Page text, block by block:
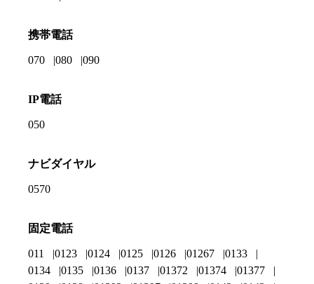
携帯電話
070 080 090
IP電話
050
ナビダイヤル
0570
固定電話
011 0123 0124 0125 0126 01267
0133
0134
0135 0136 0137 01372 01374
01377